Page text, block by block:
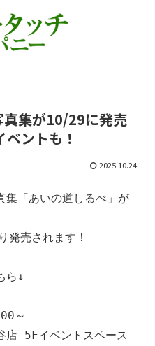
集が10/29に発売
ントも！
2025.10.24
集「あいの道しるべ」が
売されます！
ら↓
～
店 5Fイベントスペース